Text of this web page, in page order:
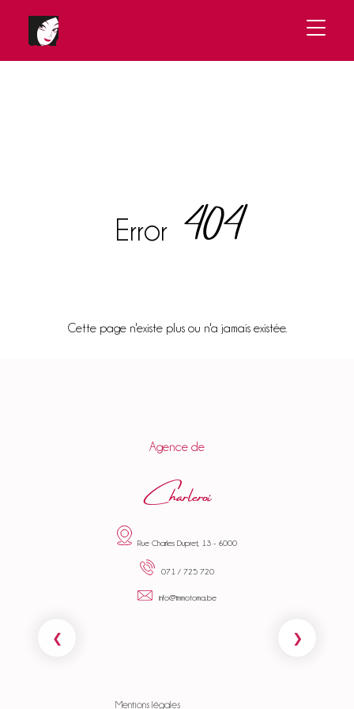
Error404
Cette page n'existe plus ou n'a jamais existée.
Agence de
Charleroi
Rue Charles Dupret, 13 - 6000
071 / 725 720
info@immotoma.be
Mentions légales